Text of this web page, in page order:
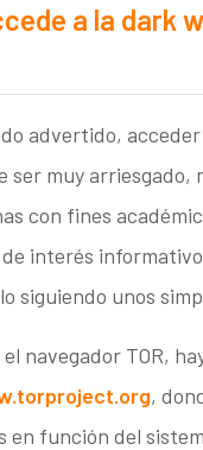
a la dark
advertido,
ser muy arriesgado,
con fines
interés
siguiendo unos
navegador TOR,
,
en función del